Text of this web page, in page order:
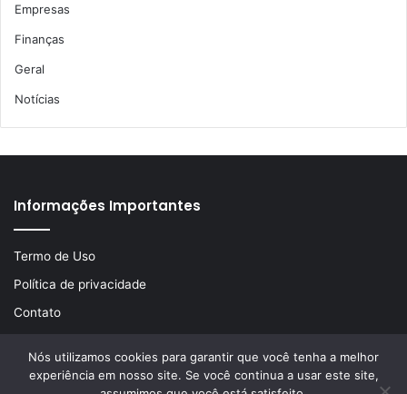
Empresas
Finanças
Geral
Notícias
Informações Importantes
Termo de Uso
Política de privacidade
Contato
© Copyright 2026, Todos os direitos reservados | Desenvolvido
Nós utilizamos cookies para garantir que você tenha a melhor
experiência em nosso site. Se você continua a usar este site,